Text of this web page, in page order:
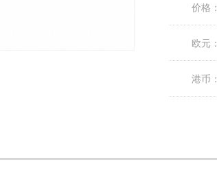
价格：
欧元：
港币：